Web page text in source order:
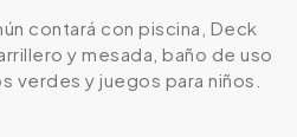
contará con piscina, Deck
y mesada, baño de uso
verdes y juegos para niños.